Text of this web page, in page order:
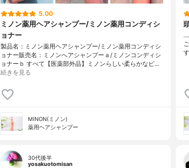
5.00
ミノン薬用ヘアシャンプー/ミノン薬用コンディシ
ョナー
製品名：ミノン薬用ヘアシャンプー/ミノン薬用コンディシ
ョナー販売名：ミノンへアシャンプーａ/ミノンコンディシ
ョナーｂ すべて【医薬部外品】ミノンらしい柔らかなピ…
続きを見る
MINON(ミノン)
薬用ヘアシャンプー
30代後半
yosakuotomisan